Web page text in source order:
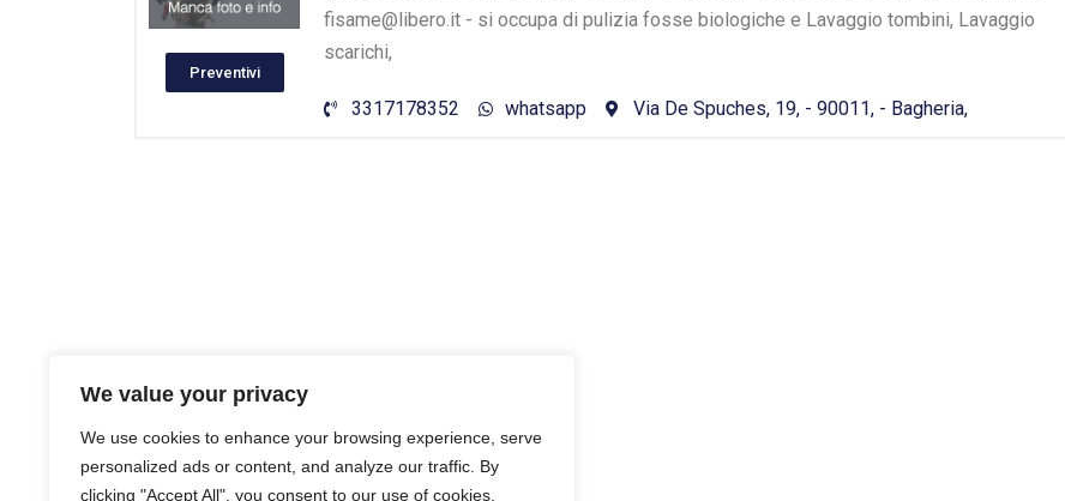
We value your privacy
We use cookies to enhance your browsing experience, serve
personalized ads or content, and analyze our traffic. By
clicking "Accept All", you consent to our use of cookies.
Preventivi
fisame@libero.it - si occupa di pulizia fosse biologiche e Lavaggio tombini, Lavaggio
scarichi,
3317178352 whatsapp Via De Spuches, 19, - 90011, - Bagheria,